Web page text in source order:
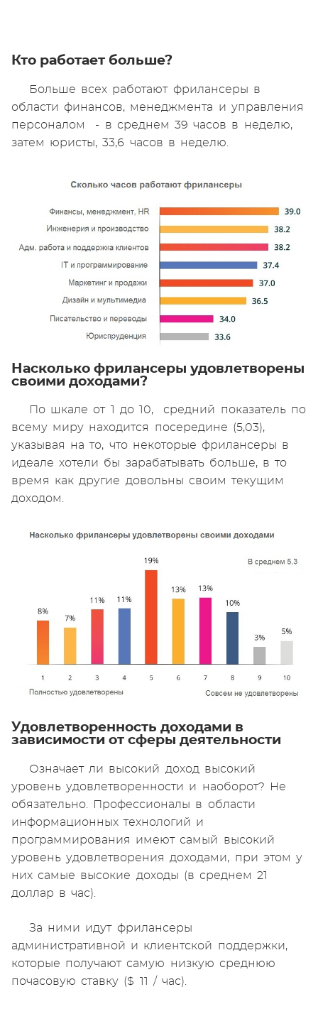
Кто работает больше?
Больше всех работают фрилансеры в
области финансов, менеджмента и управления
персоналом - в среднем 39 часов в неделю,
затем юристы, 33,6 часов в неделю.
Насколько фрилансеры удовлетворены
своими доходами?
По шкале от 1 до 10, средний показатель по
всему миру находится посередине (5,03),
указывая на то, что некоторые фрилансеры в
идеале хотели бы зарабатывать больше, в то
время как другие довольны своим текущим
доходом.
Удовлетворенность доходами в
зависимости от сферы деятельности
Означает ли высокий доход высокий
уровень удовлетворенности и наоборот? Не
обязательно. Профессионалы в области
информационных технологий и
программирования имеют самый высокий
уровень удовлетворения доходами, при этом у
них самые высокие доходы (в среднем 21
доллар в час).
За ними идут фрилансеры
административной и клиентской поддержки,
которые получают самую низкую среднюю
почасовую ставку ($ 11 / час).